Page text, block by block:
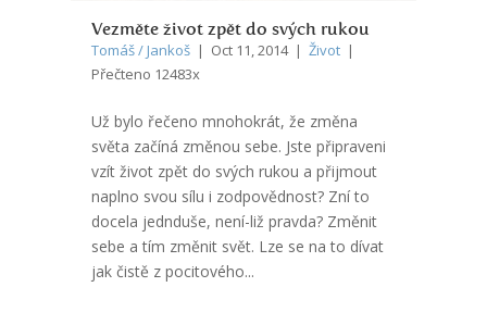
Vezměte život zpět do svých rukou
Tomáš / Jankoš | Oct 11, 2014 | Život |
Přečteno 12483x
Už bylo řečeno mnohokrát, že změna
světa začíná změnou sebe. Jste připraveni
vzít život zpět do svých rukou a přijmout
naplno svou sílu i zodpovědnost? Zní to
docela jednduše, není-liž pravda? Změnit
sebe a tím změnit svět. Lze se na to dívat
jak čistě z pocitového...